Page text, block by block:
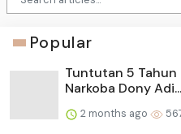
Popular
Tuntutan 5 Tahun
Narkoba Dony Adi...
2 months ago